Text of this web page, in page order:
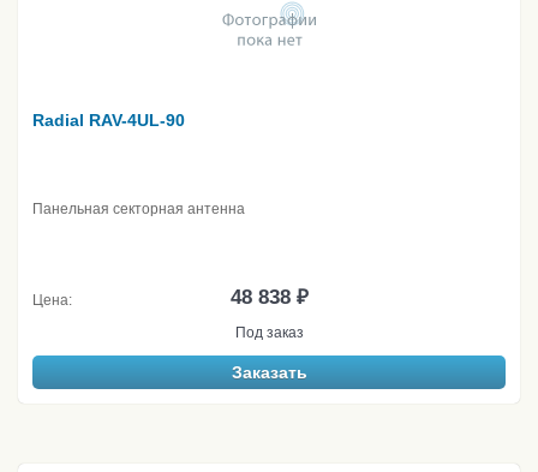
Radial RAV-4UL-90
Панельная секторная антенна
Цена: 48 838 ₽
Под заказ
Заказать